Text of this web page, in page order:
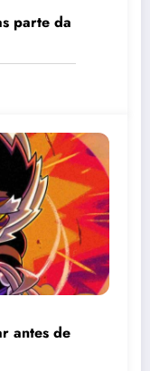
parte da
antes de